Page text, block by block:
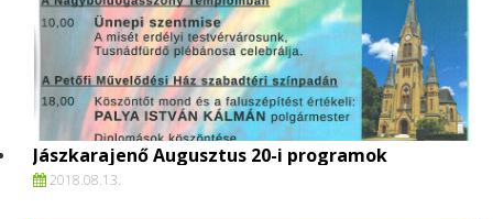
Jászkarajenő Augusztus 20-i programok
2018.08.13.